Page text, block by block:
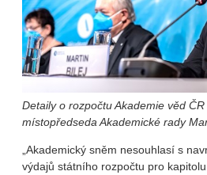
Detaily o rozpočtu Akademie věd
místopředseda Akademické rady
„Akademický sněm nesouhlasí s
výdajů státního rozpočtu pro